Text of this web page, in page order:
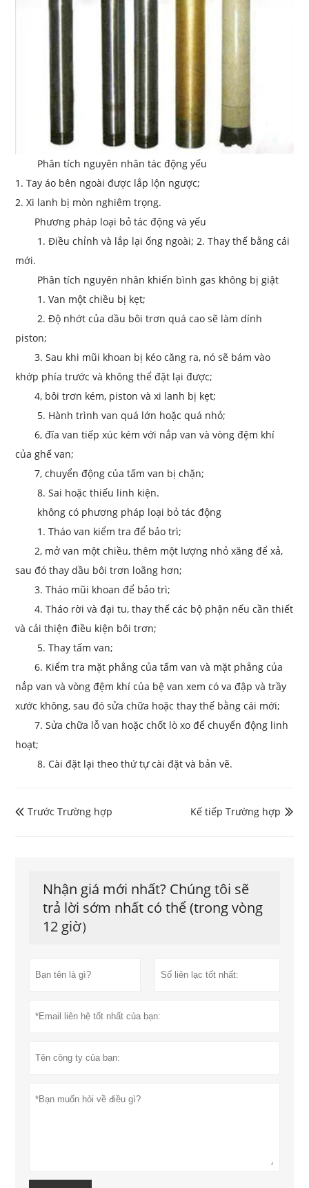
Phân tích nguyên nhân tác động yếu
1. Tay áo bên ngoài được lắp lộn ngược;
2. Xi lanh bị mòn nghiêm trọng.
Phương pháp loại bỏ tác động và yếu
1. Điều chỉnh và lắp lại ống ngoài; 2. Thay thế bằng cái
mới.
Phân tích nguyên nhân khiến bình gas không bị giật
1. Van một chiều bị kẹt;
2. Độ nhớt của dầu bôi trơn quá cao sẽ làm dính
piston;
3. Sau khi mũi khoan bị kéo căng ra, nó sẽ bám vào
khớp phía trước và không thể đặt lại được;
4, bôi trơn kém, piston và xi lanh bị kẹt;
5. Hành trình van quá lớn hoặc quá nhỏ;
6, đĩa van tiếp xúc kém với nắp van và vòng đệm khí
của ghế van;
7, chuyển động của tấm van bị chặn;
8. Sai hoặc thiếu linh kiện.
không có phương pháp loại bỏ tác động
1. Tháo van kiểm tra để bảo trì;
2, mở van một chiều, thêm một lượng nhỏ xăng để xả,
sau đó thay dầu bôi trơn loãng hơn;
3. Tháo mũi khoan để bảo trì;
4. Tháo rời và đại tu, thay thế các bộ phận nếu cần thiết
và cải thiện điều kiện bôi trơn;
5. Thay tấm van;
6. Kiểm tra mặt phẳng của tấm van và mặt phẳng của
nắp van và vòng đệm khí của bệ van xem có va đập và trầy
xước không, sau đó sửa chữa hoặc thay thế bằng cái mới;
7. Sửa chữa lỗ van hoặc chốt lò xo để chuyển động linh
hoạt;
8. Cài đặt lại theo thứ tự cài đặt và bản vẽ.
 Trước Trường hợp 
Kế tiếp Trường hợp
Nhận giá mới nhất? Chúng tôi sẽ
trả lời sớm nhất có thể (trong vòng
12 giờ）